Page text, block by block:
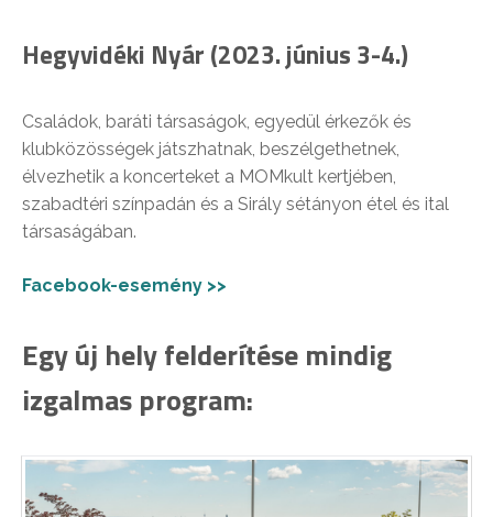
Hegyvidéki Nyár (2023. június 3-4.)
Családok, baráti társaságok, egyedül érkezők és
klubközösségek játszhatnak, beszélgethetnek,
élvezhetik a koncerteket a MOMkult kertjében,
szabadtéri színpadán és a Sirály sétányon étel és ital
társaságában.
Facebook-esemény >>
Egy új hely felderítése mindig
izgalmas program: